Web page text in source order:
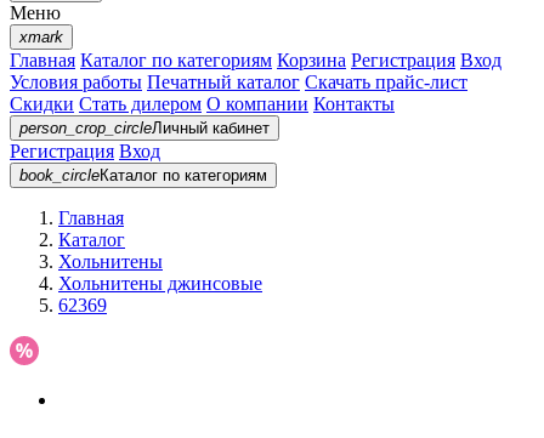
Меню
xmark
Главная Каталог по категориям Корзина Регистрация Вход
Условия работы Печатный каталог Скачать прайс-лист
Скидки Стать дилером О компании Контакты
person_crop_circleЛичный кабинет
Регистрация Вход
book_circleКаталог по категориям
Главная
Каталог
Хольнитены
Хольнитены джинсовые
62369